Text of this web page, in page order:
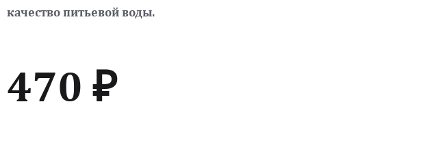
качество питьевой воды.
470 ₽